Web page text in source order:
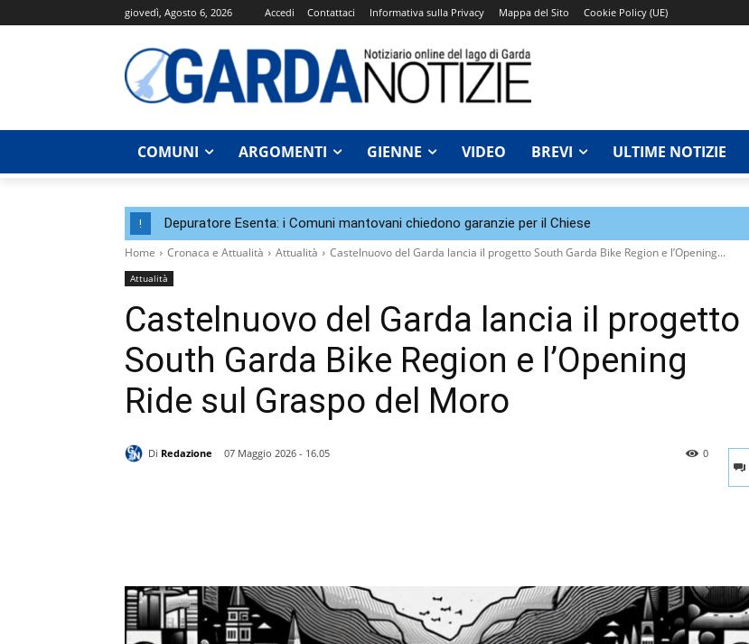
giovedì, Agosto 6, 2026 Accedi Contattaci Informativa sulla Privacy Mappa del Sito Cookie Policy (UE)
COMUNI ARGOMENTI GIENNE VIDEO BREVI ULTIME NOTIZIE
! Depuratore Esenta: i Comuni mantovani chiedono garanzie per il Chiese
Home Cronaca e Attualità Attualità Castelnuovo del Garda lancia il progetto South Garda Bike Region e l’Opening...
Attualità
Castelnuovo del Garda lancia il progetto
South Garda Bike Region e l’Opening
Ride sul Graspo del Moro
Di Redazione
07 Maggio 2026 - 16.05
0